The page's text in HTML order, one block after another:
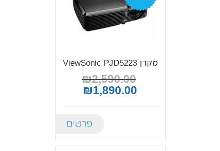
מקרן ViewSonic PJD5223
₪2,590.00
₪1,890.00